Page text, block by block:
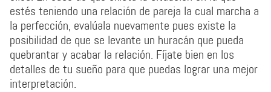
estés teniendo una relación de pareja la cual marcha a
la perfección, evalúala nuevamente pues existe la
posibilidad de que se levante un huracán que pueda
quebrantar y acabar la relación. Fíjate bien en los
detalles de tu sueño para que puedas lograr una mejor
interpretación.